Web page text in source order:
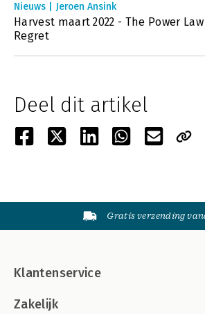
Nieuws | Jeroen Ansink
Harvest maart 2022 - The Power
Regret
Deel dit artikel
Gratis verzending
Klantenservice
Zakelijk